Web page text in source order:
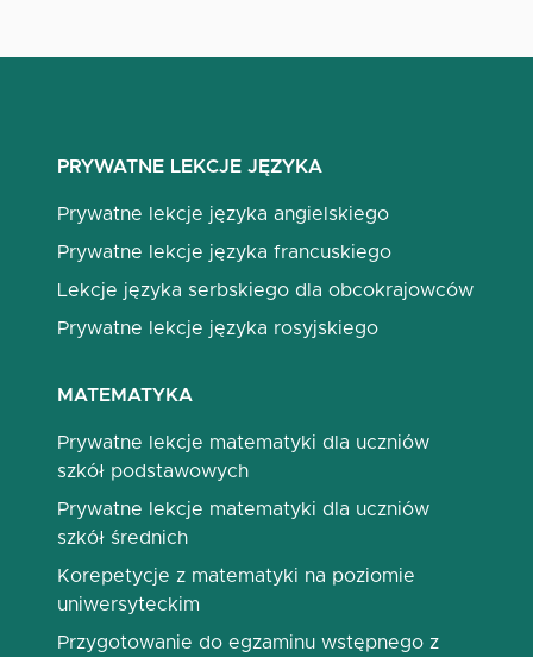
PRYWATNE LEKCJE JĘZYKA
Prywatne lekcje języka angielskiego
Prywatne lekcje języka francuskiego
Lekcje języka serbskiego dla obcokrajowców
Prywatne lekcje języka rosyjskiego
MATEMATYKA
Prywatne lekcje matematyki dla uczniów
szkół podstawowych
Prywatne lekcje matematyki dla uczniów
szkół średnich
Korepetycje z matematyki na poziomie
uniwersyteckim
Przygotowanie do egzaminu wstępnego z